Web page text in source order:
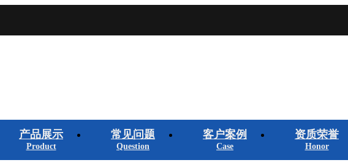
产品展示
Product
常见问题
Question
客户案例
Case
资质荣誉
Honor